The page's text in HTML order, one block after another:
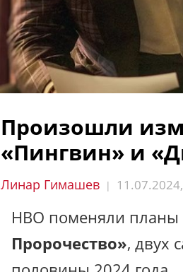
Произошли
«Пингвин» и
Линар Гимашев |
HBO поменяли планы
Пророчество», двух